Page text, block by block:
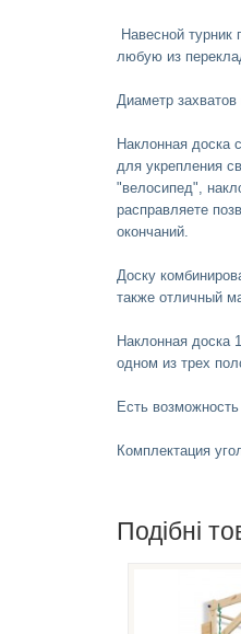
Навесной турник
любую из
Диаметр
Наклонная доска
для укрепления
"велосипед",
расправляете
окончаний.
Доску
также отличный
Наклонная доска
одном из трех
Есть
Комплектация
Подібні